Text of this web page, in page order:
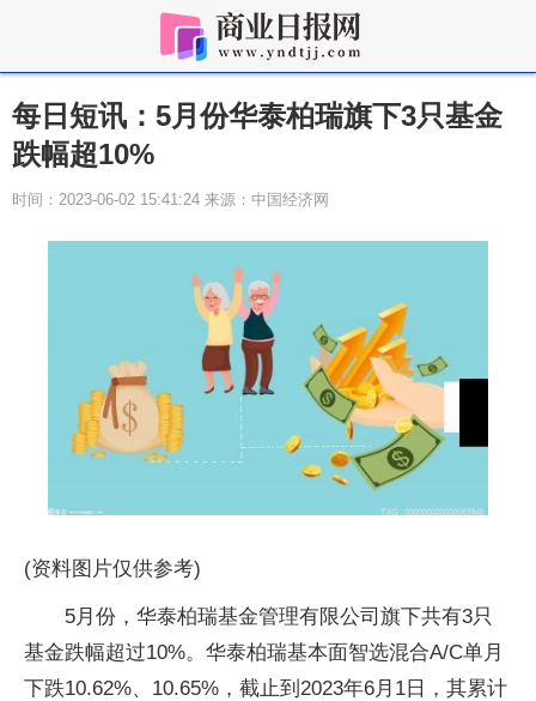
每日短讯：5月份华泰柏瑞旗下3只基金
跌幅超10%
时间：2023-06-02 15:41:24 来源：中国经济网
(资料图片仅供参考)
5月份，华泰柏瑞基金管理有限公司旗下共有3只
基金跌幅超过10%。华泰柏瑞基本面智选混合A/C单月
下跌10.62%、10.65%，截止到2023年6月1日，其累计